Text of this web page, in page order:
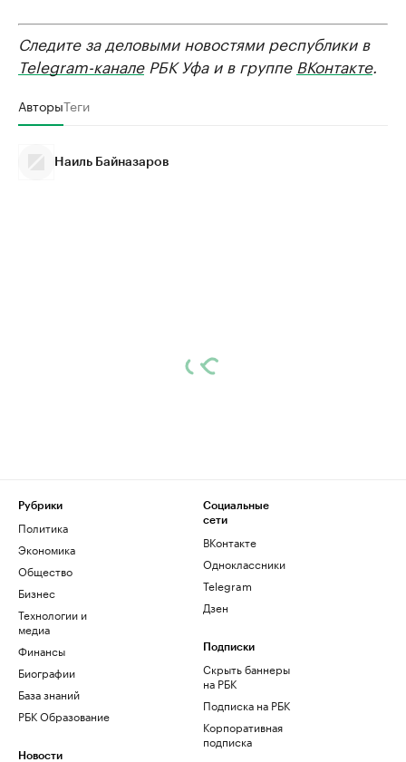
Следите за деловыми новостями республики в
Telegram-каналеРБК Уфа и в группе ВКонтакте.
АвторыТеги
Наиль Байназаров
Рубрики
Политика
Экономика
Общество
Бизнес
Технологии и
медиа
Финансы
Биографии
База знаний
РБК Образование
Новости
Социальные
сети
ВКонтакте
Одноклассники
Telegram
Дзен
Подписки
Скрыть баннеры
на РБК
Подписка на РБК
Корпоративная
подписка